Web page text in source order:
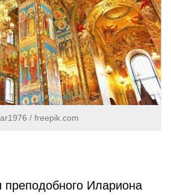
/ freepik.com
преподобного Илариона